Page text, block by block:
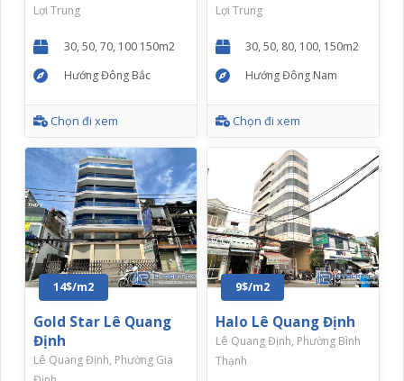
Lợi Trung
30, 50, 70, 100 150m2
Hướng Đông Bắc
Chọn đi xem
Lợi Trung
30, 50, 80, 100, 150m2
Hướng Đông Nam
Chọn đi xem
14$/m2
Gold Star Lê Quang
Định
Lê Quang Định, Phường Gia
9$/m2
Halo Lê Quang Định
Lê Quang Định, Phường Bình
Thạnh